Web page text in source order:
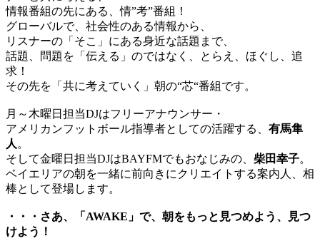
情報番組の先にある、情”考”番組！
グローバルで、社会性のある情報から、
リスナーの「そこ」にある身近な話題まで、
話題、問題を「伝える」のではなく、とらえ、ほぐし、追
求！
その先を「共に考えていく」朝の“芯“番組です。
月～木曜日担当DJはフリーアナウンサー・
アメリカンフットボール指導者としての活躍する、 有馬隼
人 。
そして金曜日担当DJはBAYFMでもおなじみの、 柴田幸子。
ベイエリアの朝を一緒に前向きにクリエイトする案内人、相
棒として登場します。
・・・さあ、「AWAKE」で、朝をもっと見つめよう、見つ
けよう！